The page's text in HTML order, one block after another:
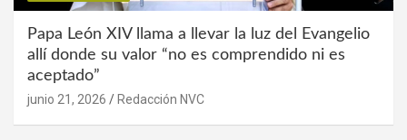
Papa León XIV llama a llevar la luz del Evangelio
allí donde su valor “no es comprendido ni es
aceptado”
junio 21, 2026 Redacción NVC